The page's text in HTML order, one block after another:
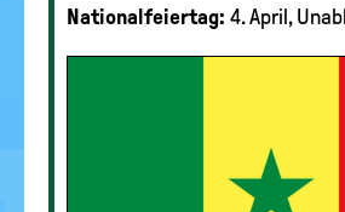
Nationalfeiertag: 4. April,